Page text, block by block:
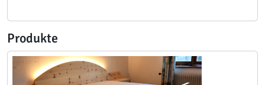
Produkte